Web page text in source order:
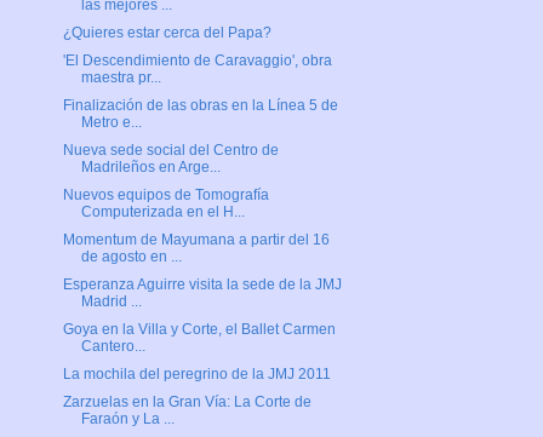
las mejores ...
¿Quieres estar cerca del Papa?
'El Descendimiento de Caravaggio', obra
maestra pr...
Finalización de las obras en la Línea 5 de
Metro e...
Nueva sede social del Centro de
Madrileños en Arge...
Nuevos equipos de Tomografía
Computerizada en el H...
Momentum de Mayumana a partir del 16
de agosto en ...
Esperanza Aguirre visita la sede de la JMJ
Madrid ...
Goya en la Villa y Corte, el Ballet Carmen
Cantero...
La mochila del peregrino de la JMJ 2011
Zarzuelas en la Gran Vía: La Corte de
Faraón y La ...